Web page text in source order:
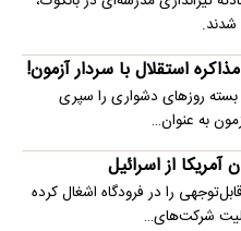
شدند.
استقلال با سردار آزمون!
بسته روزهای دشواری را سپری
به عنوان…
از اسرائیل
را در فرودگاه اشغال کرده
شرکت‌های…